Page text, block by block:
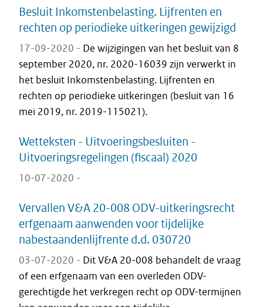
Besluit Inkomstenbelasting. Lijfrenten en
rechten op periodieke uitkeringen gewijzigd
17-09-2020 - De wijzigingen van het besluit van 8
september 2020, nr. 2020-16039 zijn verwerkt in
het besluit Inkomstenbelasting. Lijfrenten en
rechten op periodieke uitkeringen (besluit van 16
mei 2019, nr. 2019-115021).
Wetteksten - Uitvoeringsbesluiten -
Uitvoeringsregelingen (fiscaal) 2020
10-07-2020 -
Vervallen V&A 20-008 ODV-uitkeringsrecht
erfgenaam aanwenden voor tijdelijke
nabestaandenlijfrente d.d. 030720
03-07-2020 - Dit V&A 20-008 behandelt de vraag
of een erfgenaam van een overleden ODV-
gerechtigde het verkregen recht op ODV-termijnen